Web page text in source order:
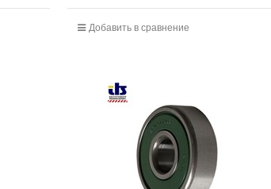
Добавить в сравнение